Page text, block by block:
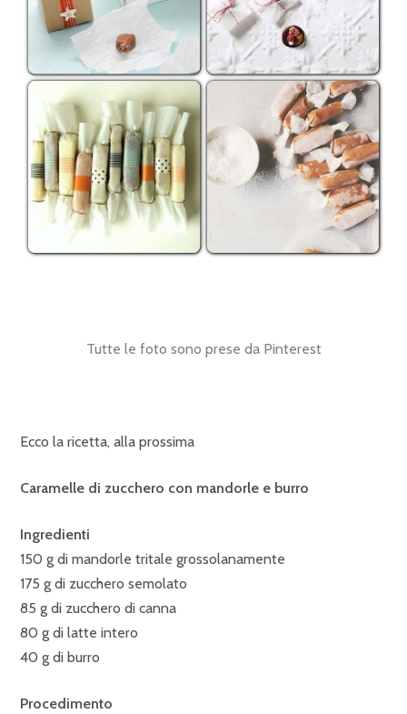
Tutte le foto sono prese da Pinterest
Ecco la ricetta, alla prossima
Caramelle di zucchero con mandorle e burro
Ingredienti
150 g di mandorle tritale grossolanamente
175 g di zucchero semolato
85 g di zucchero di canna
80 g di latte intero
40 g di burro
Procedimento